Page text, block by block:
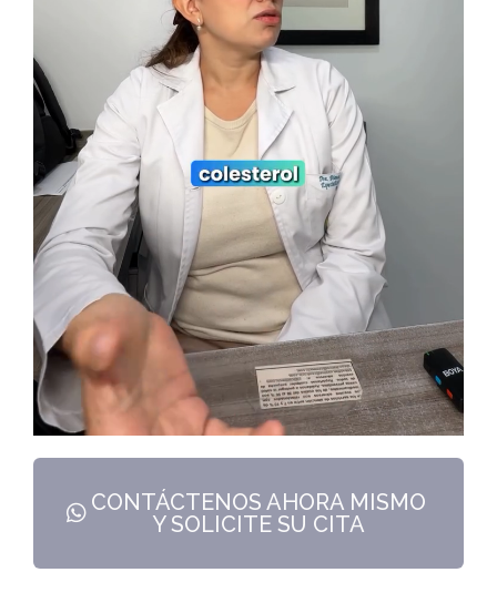
CONTÁCTENOS AHORA MISMO
Y SOLICITE SU CITA